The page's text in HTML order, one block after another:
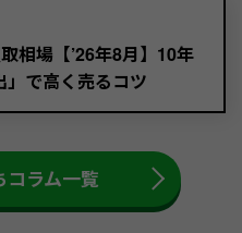
相場【’26年8月】10年
」で高く売るコツ
コラム一覧